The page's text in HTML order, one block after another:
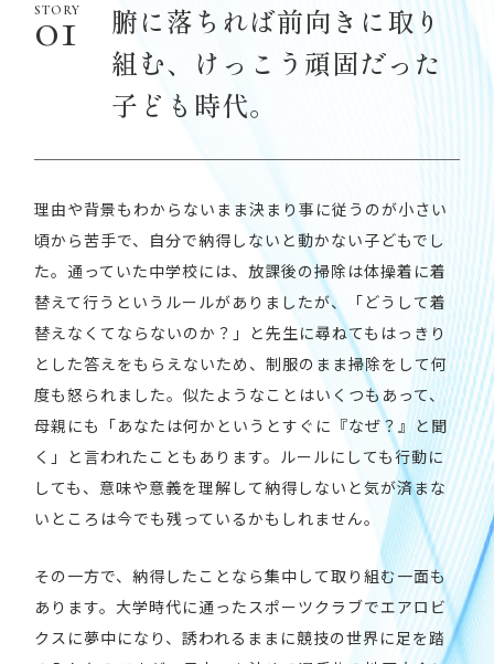
腑に落ちれば前向きに取り
組む、けっこう頑固だった
子ども時代。
理由や背景もわからないまま決まり事に従うのが小さい
頃から苦手で、自分で納得しないと動かない子どもでし
た。通っていた中学校には、放課後の掃除は体操着に着
替えて行うというルールがありましたが、「どうして着
替えなくてならないのか？」と先生に尋ねてもはっきり
とした答えをもらえないため、制服のまま掃除をして何
度も怒られました。似たようなことはいくつもあって、
母親にも「あなたは何かというとすぐに『なぜ？』と聞
く」と言われたこともあります。ルールにしても行動に
しても、意味や意義を理解して納得しないと気が済まな
いところは今でも残っているかもしれません。
その一方で、納得したことなら集中して取り組む一面も
あります。大学時代に通ったスポーツクラブでエアロビ
クスに夢中になり、誘われるままに競技の世界に足を踏